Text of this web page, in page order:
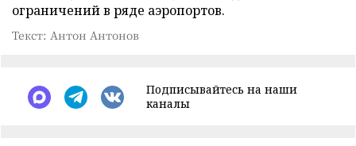
ограничений в ряде аэропортов.
Текст: Антон Антонов
Подписывайтесь на наши
каналы